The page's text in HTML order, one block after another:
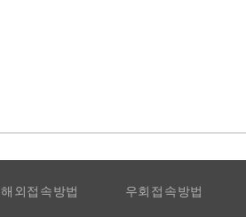
해외접속방법 우회접속방법